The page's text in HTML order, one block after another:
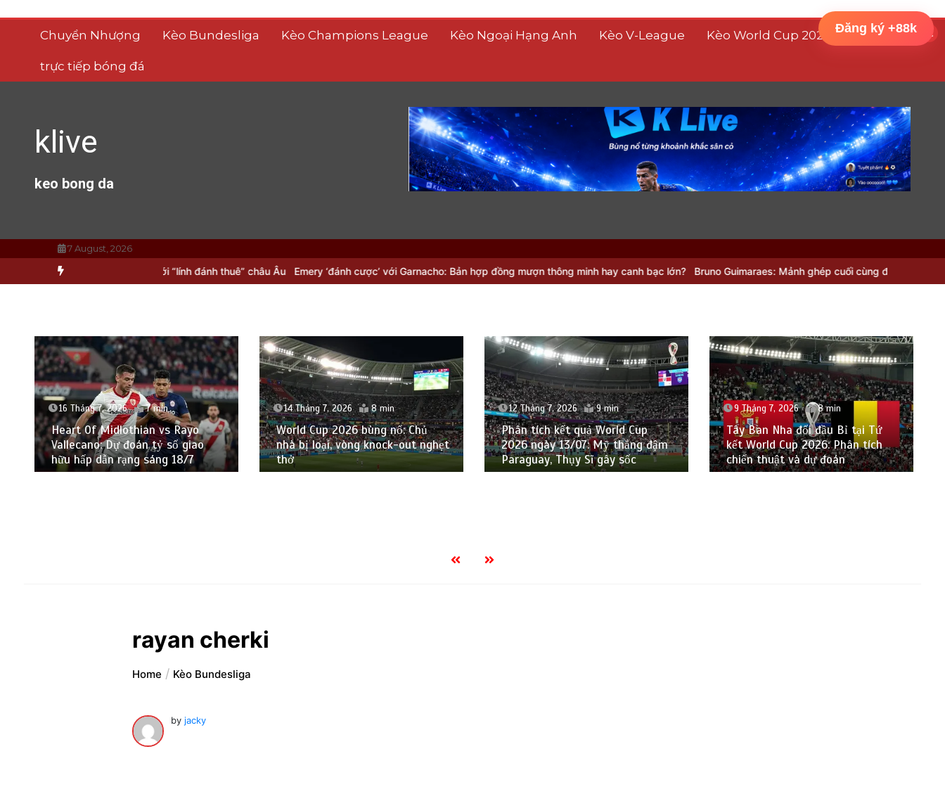
Chuyển Nhượng Kèo Bundesliga Kèo Champions League Kèo Ngoại Hạng Anh Kèo V-League Kèo World Cup 2026
trực tiếp bóng đá
klive
keo bong da
7 August, 2026
hon “lột xác” với “lính đánh thuê” châu Âu Emery ‘đánh cược’ với Garnacho: Bản hợp đồng mượn thông minh hay canh bạc lớn? Bruno Guimaraes: Mảnh ghép cuối cùng để Arsenal tạo ra ‘cỗ máy’
16 Tháng 7, 2026 7 min
Heart Of Midlothian vs Rayo
Vallecano: Dự đoán tỷ số giao
hữu hấp dẫn rạng sáng 18/7
14 Tháng 7, 2026 8 min
World Cup 2026 bùng nổ: Chủ
nhà bị loại, vòng knock-out nghẹt
thở
12 Tháng 7, 2026 9 min
Phân tích kết quả World Cup
2026 ngày 13/07: Mỹ thắng đậm
Paraguay, Thụy Sĩ gây sốc
9 Tháng 7, 2026 8 min
Tây Ban Nha đối đầu Bỉ tại Tứ
kết World Cup 2026: Phân tích
chiến thuật và dự đoán
rayan cherki
Home Kèo Bundesliga
by jacky
Đăng ký +88k